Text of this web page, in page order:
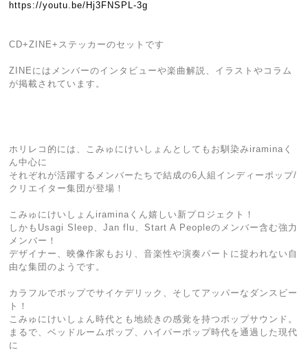
https://youtu.be/Hj3FNSPL-3g
CD+ZINE+ステッカーのセットです
ZINEにはメンバーのインタビューや楽曲解説、イラストやコラム
が掲載されています。
ホリレコ的には、こみゅにけいしょんとしてもお馴染みiraminaく
ん中心に
それぞれが活躍するメンバーたちで結成の6人組インディーポップ/
クリエイター集団が登場！
こみゅにけいしょんiraminaくん嬉しい新プロジェクト！
しかもUsagi Sleep、Jan flu、Start A Peopleのメンバー含む強力
メンバー！
デザイナー、映像作家もおり、音楽性や演奏パートに捉われない自
由な集団のようです。
カラフルでポップでサイケデリック、そしてアッパーなダンスビー
ト！
こみゅにけいしょん時代とも地続きの感覚を持つポップサウンド。
まるで、ベッドルームポップ、ハイパーポップ時代を通過した現代
に